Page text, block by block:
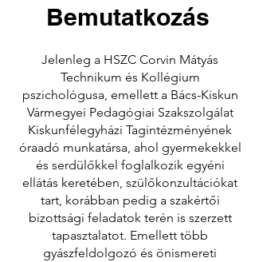
Bemutatkozás
Jelenleg a HSZC Corvin Mátyás
Technikum és Kollégium
pszichológusa, emellett a Bács-Kiskun
Vármegyei Pedagógiai Szakszolgálat
Kiskunfélegyházi Tagintézményének
óraadó munkatársa, ahol gyermekekkel
és serdülőkkel foglalkozik egyéni
ellátás keretében, szülőkonzultációkat
tart, korábban pedig a szakértői
bizottsági feladatok terén is szerzett
tapasztalatot. Emellett több
gyászfeldolgozó és önismereti